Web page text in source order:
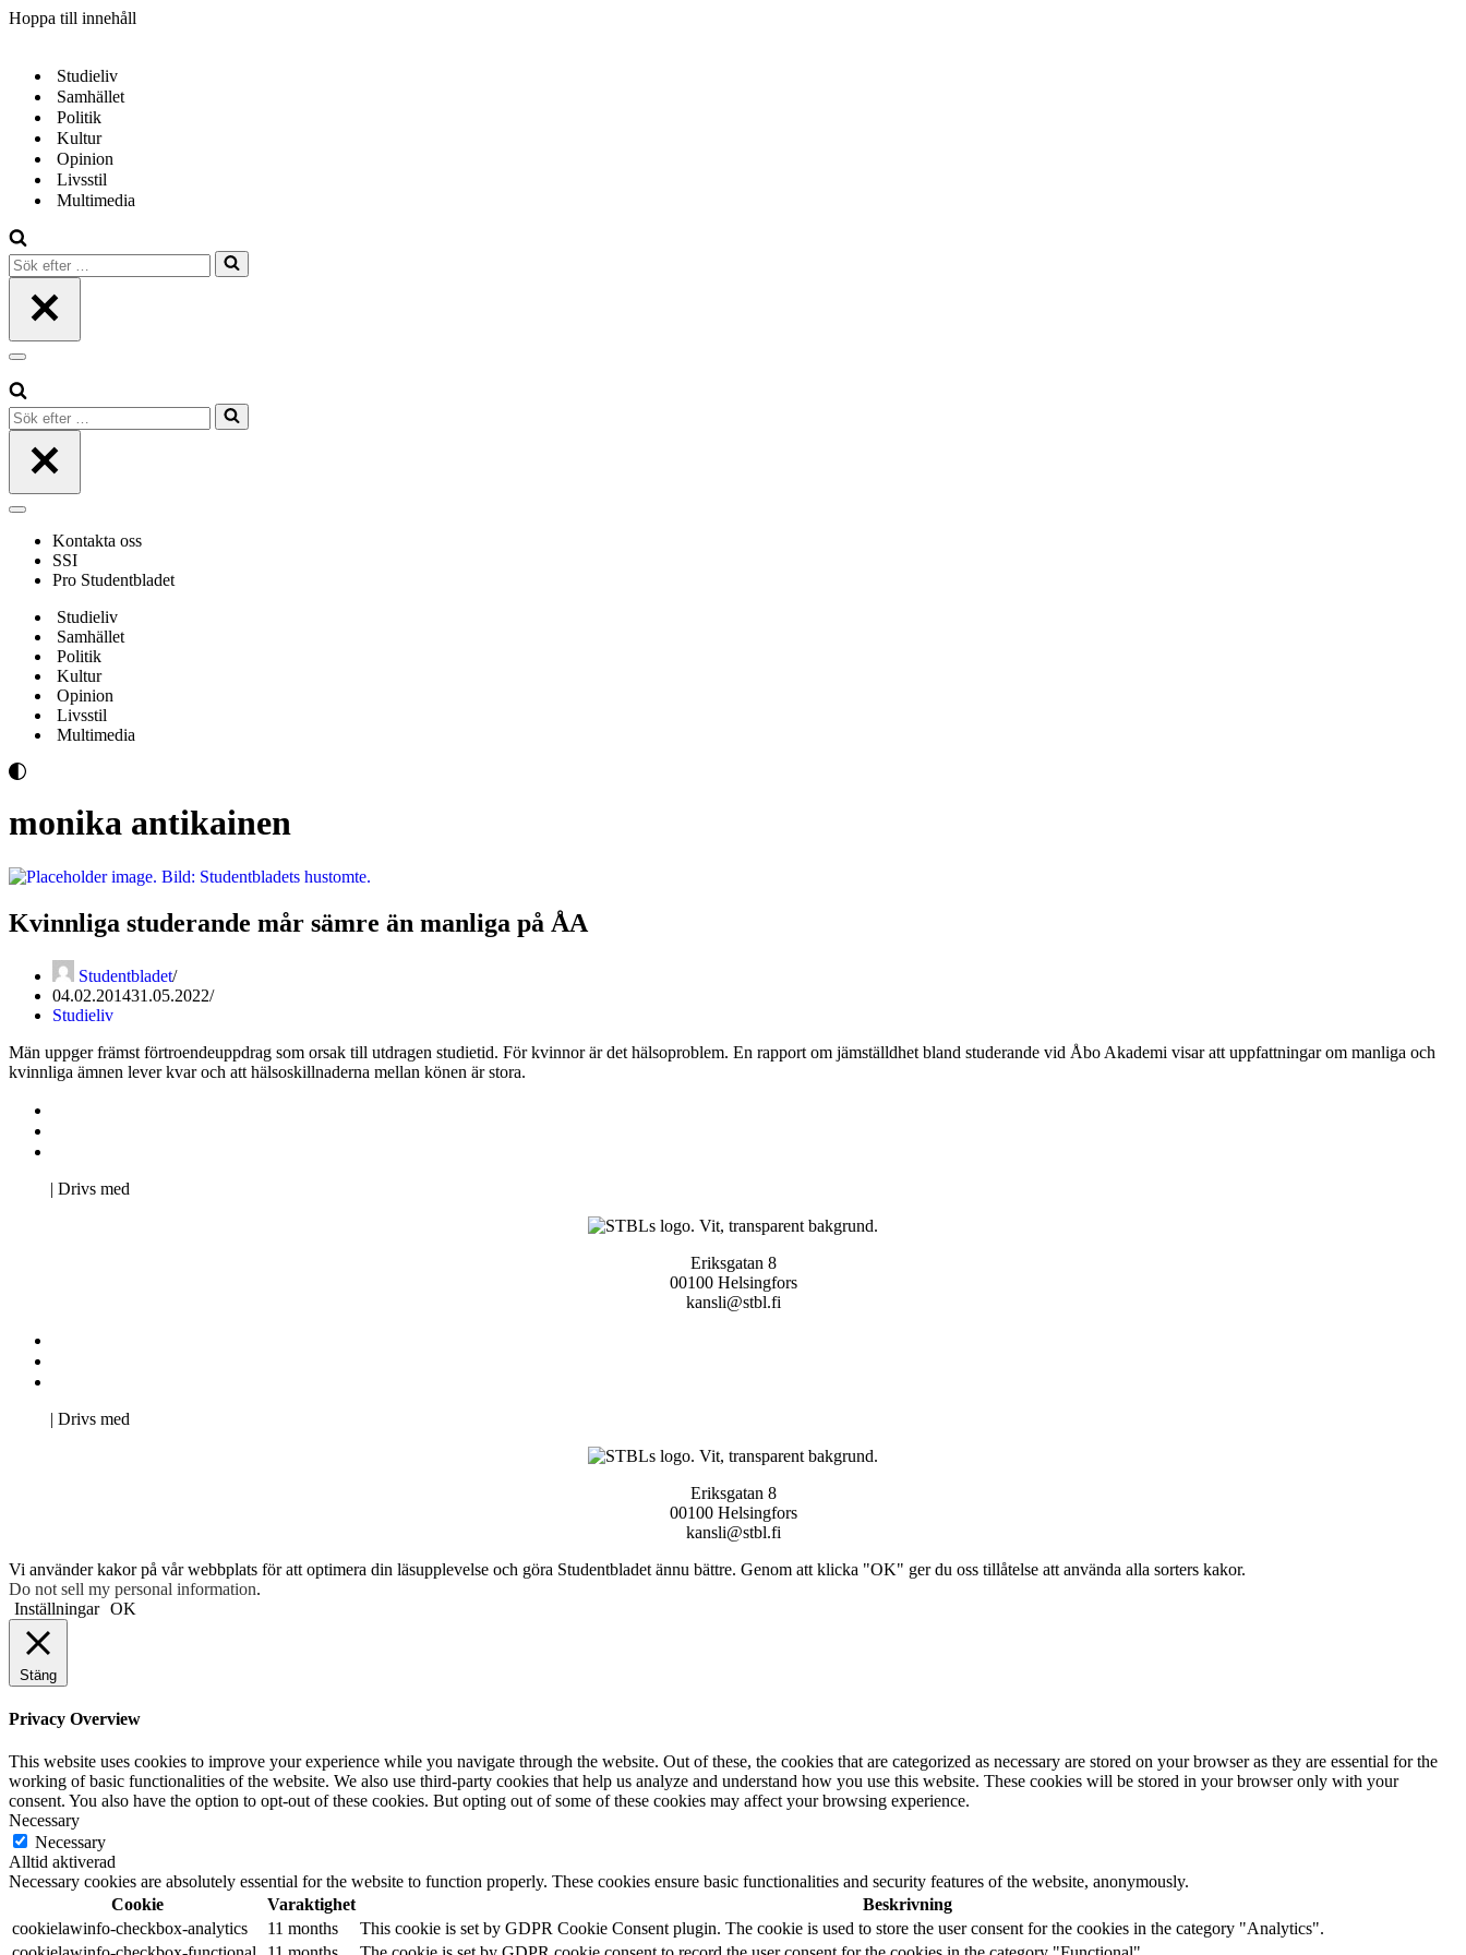
Hoppa till innehåll
Studieliv
Samhället
Politik
Kultur
Opinion
Livsstil
Multimedia
Sök
efter
Navigeringsmeny
Sök
efter
Navigeringsmeny
Kontakta oss
SSI
Pro Studentbladet
Studieliv
Samhället
Politik
Kultur
Opinion
Livsstil
Multimedia
monika antikainen
Kvinnliga studerande mår sämre än manliga på ÅA
Studentbladet
04.02.201431.05.2022
Studieliv
Män uppger främst förtroendeuppdrag som orsak till utdragen studietid. För kvinnor är det hälsoproblem. En rapport om jämställdhet bland studerande vid Åbo Akademi visar att uppfattningar om manliga och
kvinnliga ämnen lever kvar och att hälsoskillnaderna mellan könen är stora.
| Drivs med
Eriksgatan 8
00100 Helsingfors
kansli@stbl.fi
| Drivs med
Eriksgatan 8
00100 Helsingfors
kansli@stbl.fi
Vi använder kakor på vår webbplats för att optimera din läsupplevelse och göra Studentbladet ännu bättre. Genom att klicka "OK" ger du oss tillåtelse att använda alla sorters kakor.
Do not sell my personal information.
Inställningar OK
Stäng
Privacy Overview
This website uses cookies to improve your experience while you navigate through the website. Out of these, the cookies that are categorized as necessary are stored on your browser as they are essential for the
working of basic functionalities of the website. We also use third-party cookies that help us analyze and understand how you use this website. These cookies will be stored in your browser only with your
consent. You also have the option to opt-out of these cookies. But opting out of some of these cookies may affect your browsing experience.
Necessary
Necessary
Alltid aktiverad
Necessary cookies are absolutely essential for the website to function properly. These cookies ensure basic functionalities and security features of the website, anonymously.
Cookie
Varaktighet
Beskrivning
cookielawinfo-checkbox-analytics
11 months
This cookie is set by GDPR Cookie Consent plugin. The cookie is used to store the user consent for the cookies in the category "Analytics".